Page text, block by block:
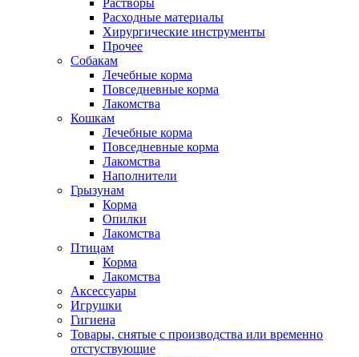
Растворы
Расходные материалы
Хирургические инструменты
Прочее
Собакам
Лечебные корма
Повседневные корма
Лакомства
Кошкам
Лечебные корма
Повседневные корма
Лакомства
Наполнители
Грызунам
Корма
Опилки
Лакомства
Птицам
Корма
Лакомства
Аксессуары
Игрушки
Гигиена
Товары, снятые с производства или временно
отстуствующие